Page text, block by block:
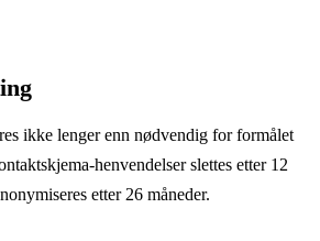
ikke lenger enn nødvendig for formålet
henvendelser slettes etter 12
etter 26 måneder.